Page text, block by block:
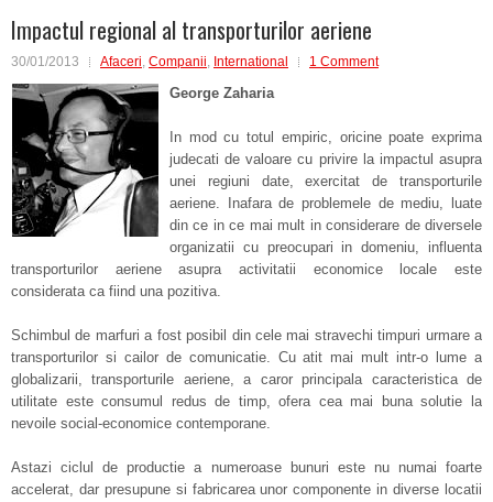
Impactul regional al transporturilor aeriene
30/01/2013 Afaceri, Companii, International 1 Comment
George Zaharia
In mod cu totul empiric, oricine poate exprima
judecati de valoare cu privire la impactul asupra
unei regiuni date, exercitat de transporturile
aeriene. Inafara de problemele de mediu, luate
din ce in ce mai mult in considerare de diversele
organizatii cu preocupari in domeniu, influenta
transporturilor aeriene asupra activitatii economice locale este
considerata ca fiind una pozitiva.
Schimbul de marfuri a fost posibil din cele mai stravechi timpuri urmare a
transporturilor si cailor de comunicatie. Cu atit mai mult intr-o lume a
globalizarii, transporturile aeriene, a caror principala caracteristica de
utilitate este consumul redus de timp, ofera cea mai buna solutie la
nevoile social-economice contemporane.
Astazi ciclul de productie a numeroase bunuri este nu numai foarte
accelerat, dar presupune si fabricarea unor componente in diverse locatii